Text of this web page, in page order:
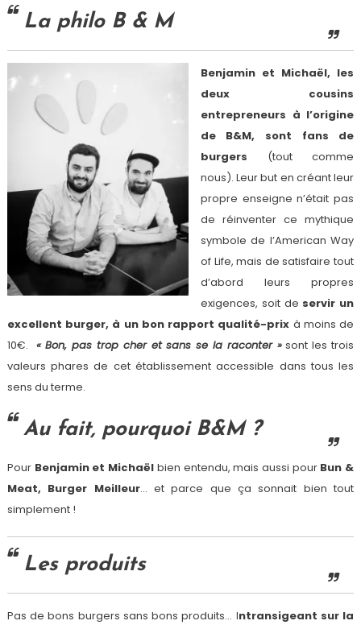
La philo B & M
Benjamin et Michaël, les
deux cousins
entrepreneurs à l’origine
de B&M, sont fans de
burgers (tout comme
nous). Leur but en créant leur
propre enseigne n’était pas
de réinventer ce mythique
symbole de l’American Way
of Life, mais de satisfaire tout
d’abord leurs propres
exigences, soit de servir un
excellent burger, à un bon rapport qualité-prix à moins de
10€. « Bon, pas trop cher et sans se la raconter »sont les trois
valeurs phares de cet établissement accessible dans tous les
sens du terme.
Au fait, pourquoi B&M ?
Pour Benjamin et Michaël bien entendu, mais aussi pour Bun &
Meat, Burger Meilleur… et parce que ça sonnait bien tout
simplement !
Les produits
Pas de bons burgers sans bons produits… Intransigeant sur la